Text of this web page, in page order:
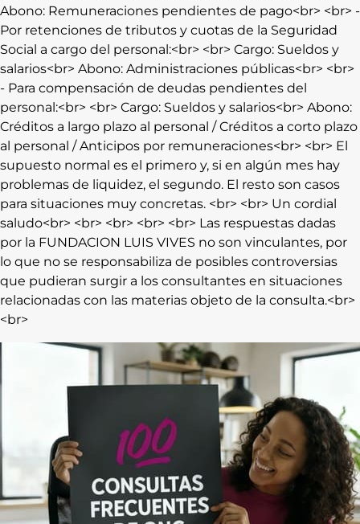
Abono: Remuneraciones pendientes de pago<br> <br> -
Por retenciones de tributos y cuotas de la Seguridad
Social a cargo del personal:<br> <br> Cargo: Sueldos y
salarios<br> Abono: Administraciones públicas<br> <br>
- Para compensación de deudas pendientes del
personal:<br> <br> Cargo: Sueldos y salarios<br> Abono:
Créditos a largo plazo al personal / Créditos a corto plazo
al personal / Anticipos por remuneraciones<br> <br> El
supuesto normal es el primero y, si en algún mes hay
problemas de liquidez, el segundo. El resto son casos
para situaciones muy concretas. <br> <br> Un cordial
saludo<br> <br> <br> <br> <br> Las respuestas dadas
por la FUNDACION LUIS VIVES no son vinculantes, por
lo que no se responsabiliza de posibles controversias
que pudieran surgir a los consultantes en situaciones
relacionadas con las materias objeto de la consulta.<br>
<br>